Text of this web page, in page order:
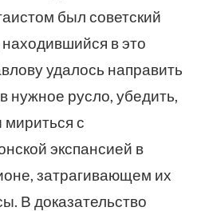
был советский
в это
удалось направить
нужное русло, убедить,
с
экспансией в
затрагивающем их
В доказательство